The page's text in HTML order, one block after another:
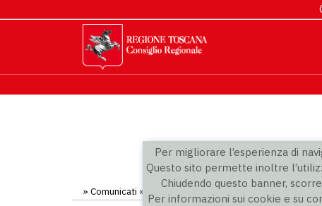
Per migliorare l’esperienza di
Questo sito permette inoltre
Chiudendo questo banner,
Per informazioni sui cookie e su
» Comunicati » Comunicato